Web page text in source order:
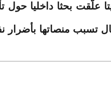
علّقت بحثا داخليا
تسبب منصاتها